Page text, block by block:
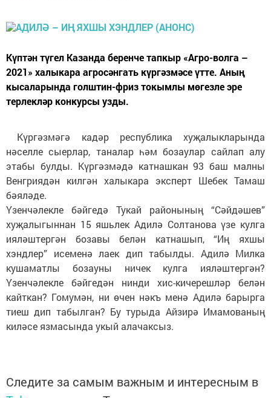
Күптән түгел Казанда беренче тапкыр «Агро-волга –
2021» халыкара агросәнгать күргәзмәсе үтте. Аның
кысаларында голштин-фриз токымлы мөгезле эре
терлекләр конкурсы узды.
Күргәзмәгә кадәр республика хуҗалыкларында
нәселле сыерлар, таналар һәм бозаулар сайлап алу
этабы булды. Күргәзмәдә катнашкан 93 баш малны
Венгриядән килгән халыкара эксперт Шебек Тамаш
бәяләде.
Үзенчәлекле бәйгедә Тукай районының “Сәйдәшев”
хуҗалыгыннан 15 яшьлек Адилә Солтанова үзе кулга
ияләштергән бозавы белән катнашып, “Иң яхшы
хэндлер” исеменә лаек дип табылды. Адилә Милка
кушаматлы бозауны ничек кулга ияләштергән?
Үзенчәлекле бәйгедән нинди хис-кичерешләр белән
кайткан? Гомумән, ни өчен нәкъ менә Адилә барырга
тиеш дип табылган? Бу турыда Айзирә Имамованың
киләсе язмасында укый алачаксыз.
Следите за самым важным и интересным в